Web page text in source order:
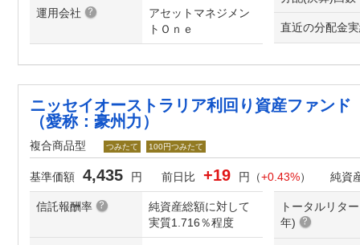
運用会社
アセットマネジメン
トＯｎｅ
直近の分配金
ニッセイオーストラリア利回り資産ファンド
（愛称：豪州力）
複合商品型 つみたて 100円つみたて
基準価額 4,435 円 前日比 +19 円（+0.43%） 純資
信託報酬率
純資産総額に対して
実質1.716％程度
トータルリタ
年)